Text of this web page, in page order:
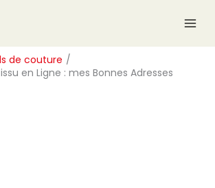
de couture
en Ligne : mes Bonnes Adresses